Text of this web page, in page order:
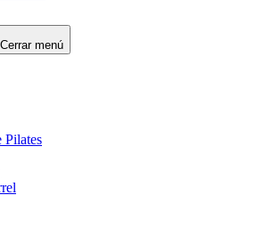
Cerrar menú
Pilates